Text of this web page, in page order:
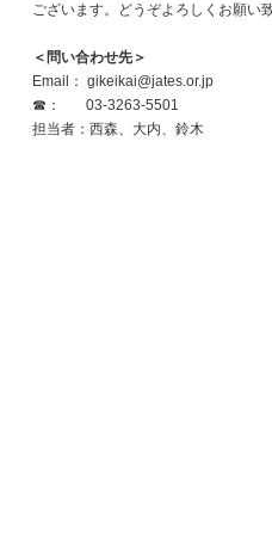
ございます。どうぞよろしくお願い致
＜問い合わせ先＞
Email： gikeikai@jates.or.jp
☎： 03-3263-5501
担当者：西森、大内、鈴木